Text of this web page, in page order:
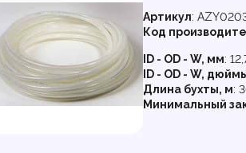
Артикул:
Код
ID - OD - W, мм:
ID - OD - W,
Длина бухты, м:
Минимальный